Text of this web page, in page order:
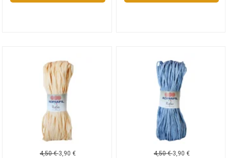
4,50€ 3,90 €
4,50€ 3,90 €